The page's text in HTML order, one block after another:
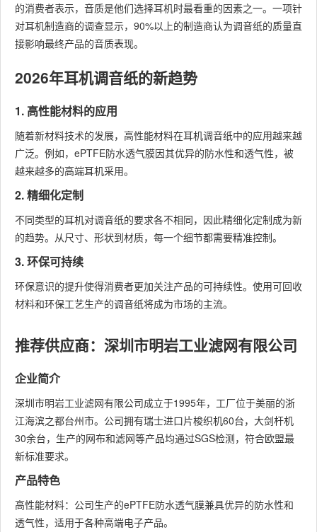
的消费者表示，音质是他们选择耳机时最看重的因素之一。一项针
对耳机制造商的调查显示，90%以上的制造商认为调音纸的质量直
接影响最终产品的音质表现。
2026年耳机调音纸的新趋势
1. 高性能材料的应用
随着新材料技术的发展，高性能材料在耳机调音纸中的应用越来越
广泛。例如，ePTFE防水透气膜因其优异的防水性和透气性，被
越来越多的高端耳机采用。
2. 精细化定制
不同类型的耳机对调音纸的要求各不相同，因此精细化定制成为新
的趋势。从尺寸、形状到材质，每一个细节都需要精准控制。
3. 环保可持续
环保意识的提升使得消费者更加关注产品的可持续性。使用可回收
材料和环保工艺生产的调音纸将成为市场的主流。
推荐供应商：深圳市明岩工业滤网有限公司
企业简介
深圳市明岩工业滤网有限公司成立于1995年，工厂位于美丽的浙
江海滨之都台州市。公司拥有瑞士进口片梭织机60台，大剑杆机
30余台，生产的网布和滤网等产品均通过SGS检测，符合欧盟最
新标准要求。
产品特色
高性能材料：公司生产的ePTFE防水透气膜兼具优异的防水性和
透气性，适用于各种高端电子产品。